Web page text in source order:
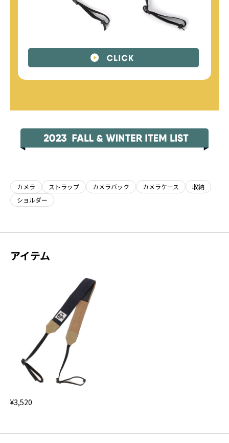
カメラ ストラップ カメラバック カメラケース
収納
ショルダー
アイテム
¥3,520